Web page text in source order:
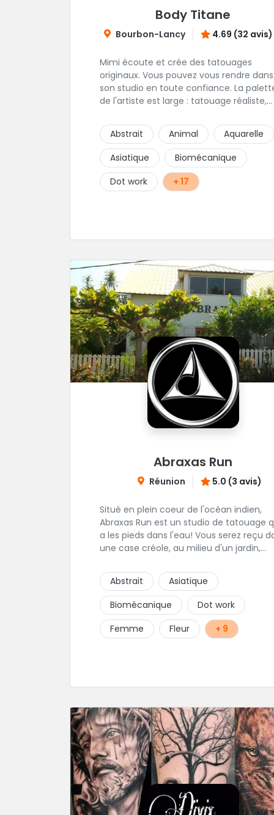
Body Titane
Bourbon-Lancy 4.69 (32 avis)
Mimi écoute et crée des tatouages
originaux. Vous pouvez vous rendre dans
son studio en toute confiance. La
de l'artiste est large : tatouage réaliste,
figuratif. Tout est question d'échange
construire un projet qui vous ressemble.
Abstrait Animal
Aquarelle
Asiatique
Biomécanique
Dot work
+ 17
Abraxas Run
Réunion 5.0 (3 avis)
Situé en plein coeur de l'océan indien,
Abraxas Run est un studio de tatouage
a les pieds dans l'eau! Vous serez reçu
une case créole, au milieu d'un jardin,
irréprochable! Vous trouverez également
un large choix de bijoux et uniquement
dans des matières biocompatibles! Vous
trouverez à Saint-Gilles les Bains...les
de pieds en éventail...
Abstrait
Asiatique
Biomécanique
Dot work
Femme
Fleur + 9